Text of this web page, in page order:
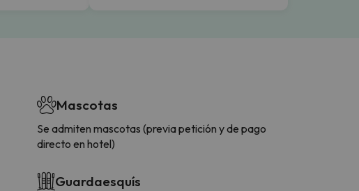
Mascotas
Se admiten mascotas (previa petición y de pago
directo en hotel)
Guardaesquís